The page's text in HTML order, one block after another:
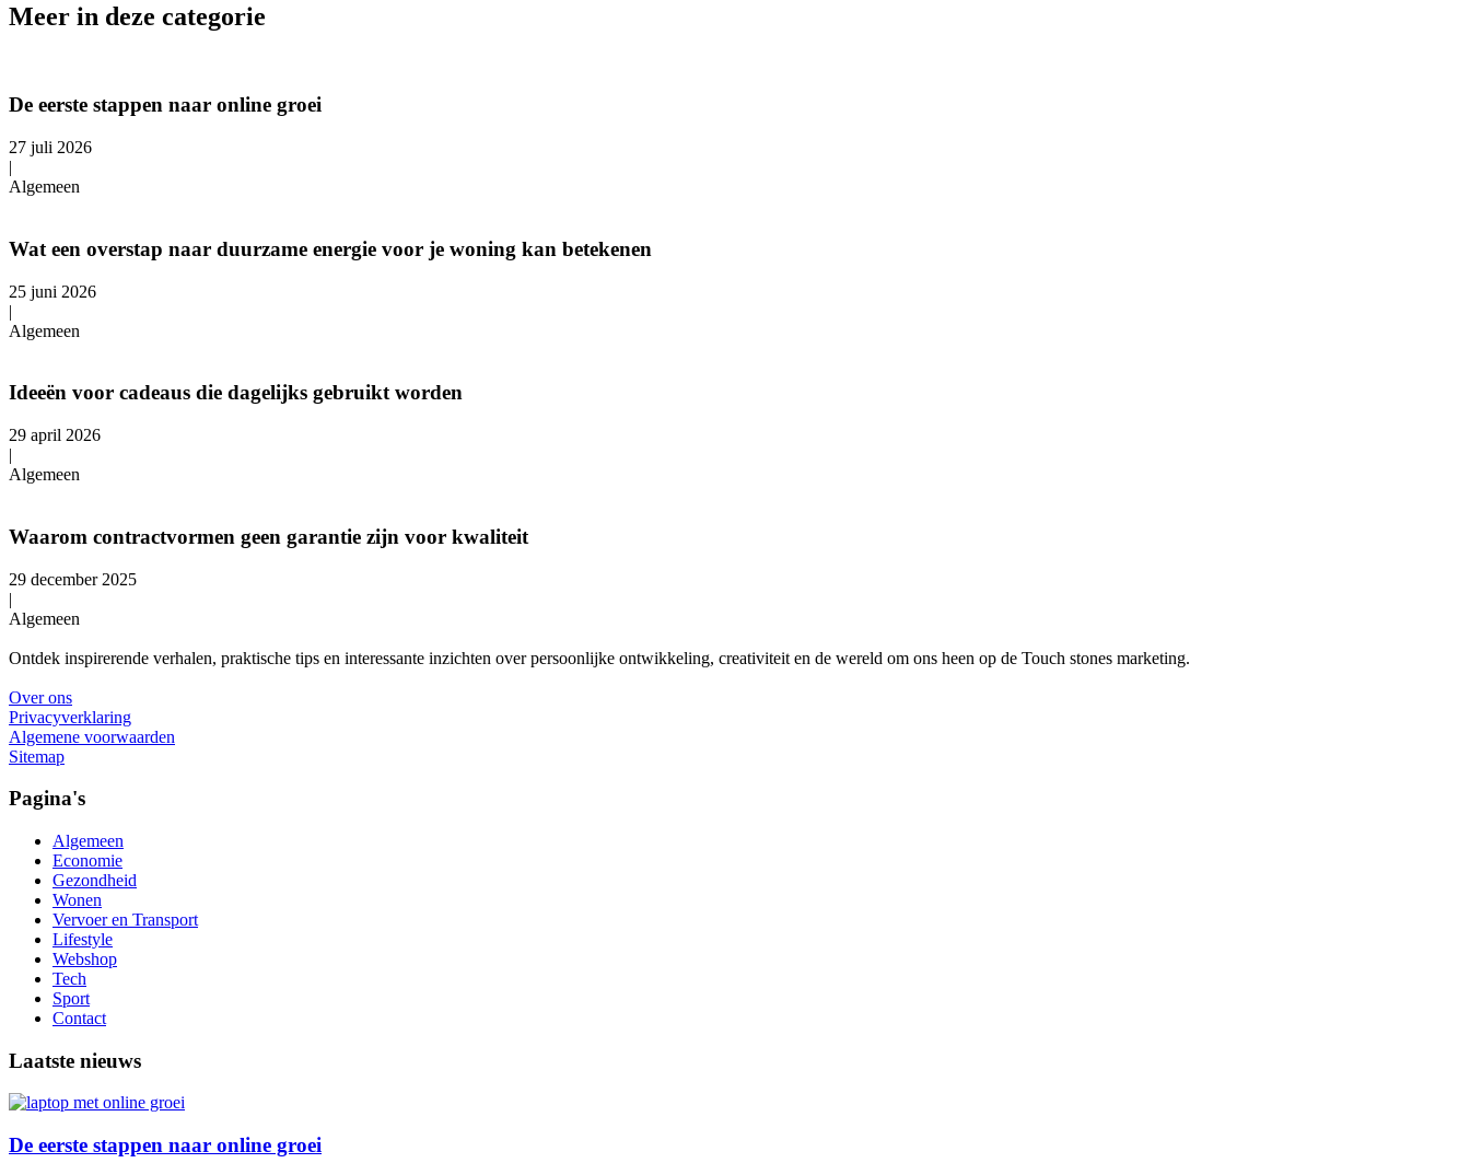
Meer in deze categorie
De eerste stappen naar online groei
27 juli 2026
|
Algemeen
Wat een overstap naar duurzame energie voor je woning kan betekenen
25 juni 2026
|
Algemeen
Ideeën voor cadeaus die dagelijks gebruikt worden
29 april 2026
|
Algemeen
Waarom contractvormen geen garantie zijn voor kwaliteit
29 december 2025
|
Algemeen
Ontdek inspirerende verhalen, praktische tips en interessante inzichten over persoonlijke ontwikkeling, creativiteit en de wereld om ons heen op de Touch stones marketing.
Over ons
Privacyverklaring
Algemene voorwaarden
Sitemap
Pagina's
Algemeen
Economie
Gezondheid
Wonen
Vervoer en Transport
Lifestyle
Webshop
Tech
Sport
Contact
Laatste nieuws
De eerste stappen naar online groei